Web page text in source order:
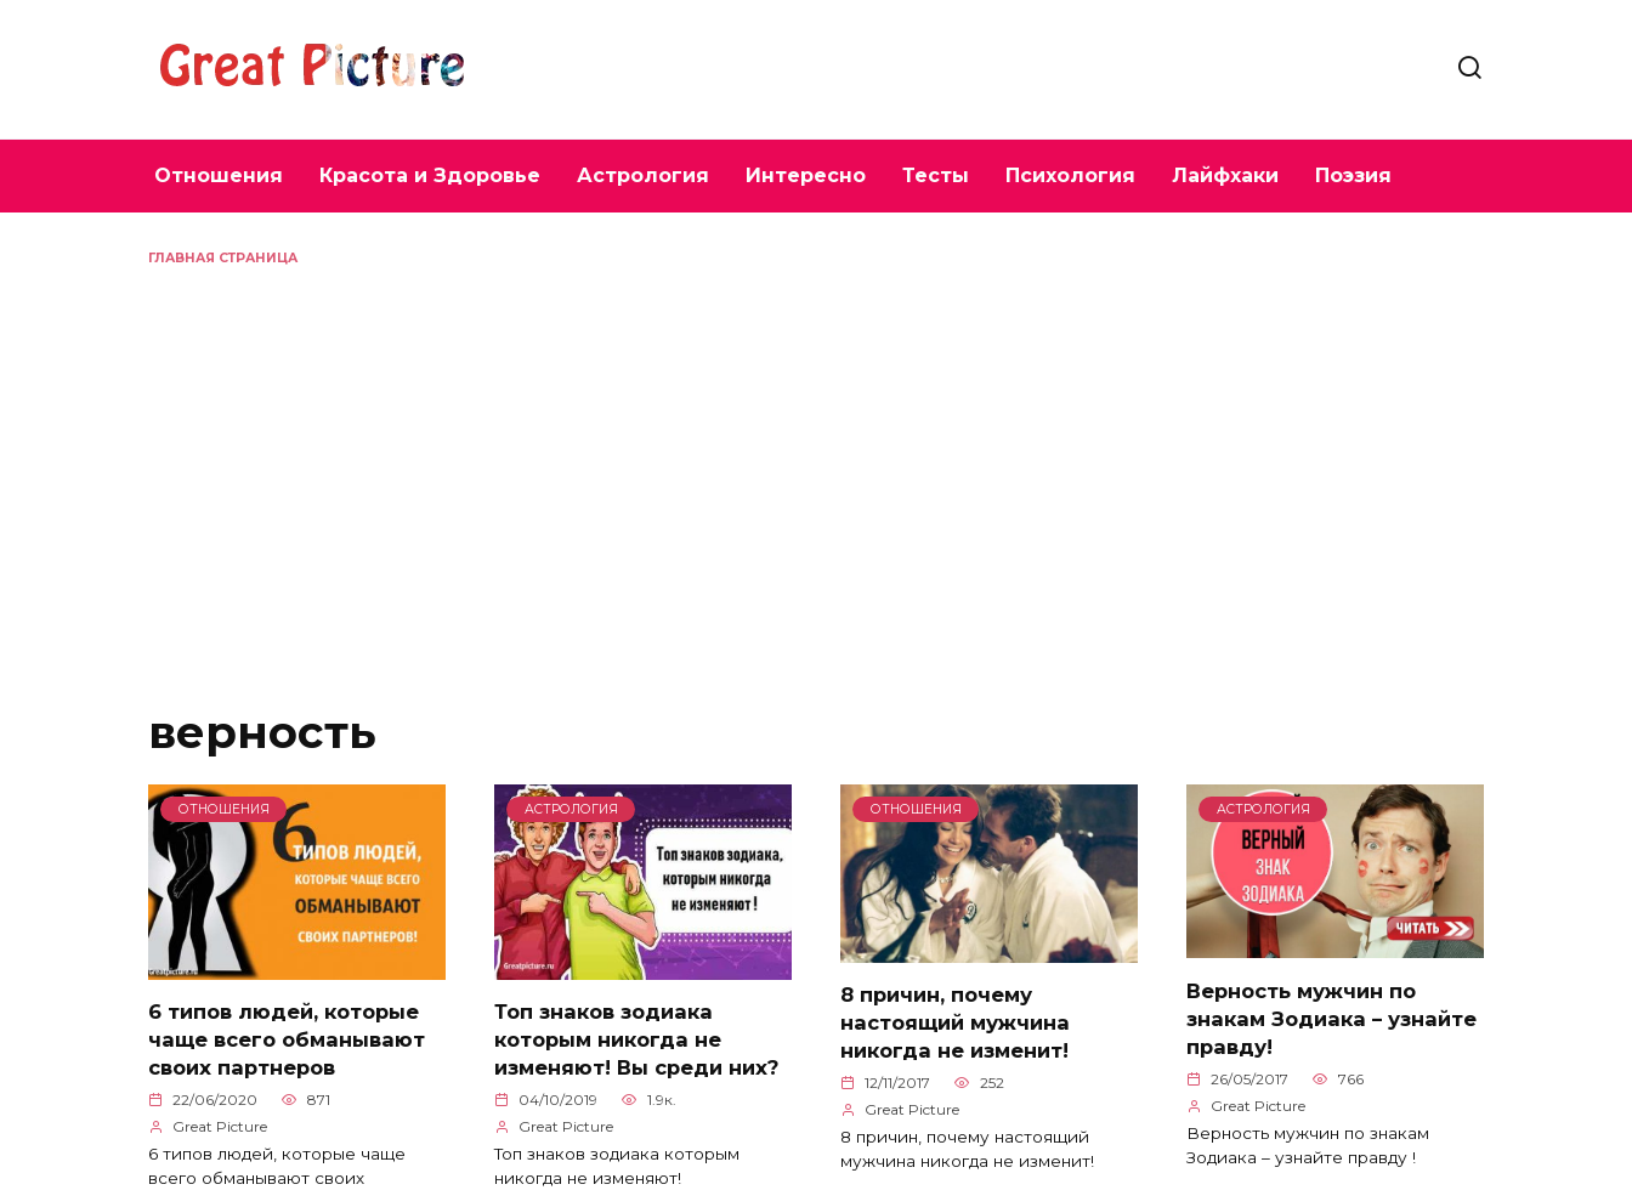
Отношения Красота и Здоровье Астрология Интересно Тесты Психология Лайфхаки Поэзия
ГЛАВНАЯ СТРАНИЦА
верность
ОТНОШЕНИЯ
6 типов людей, которые
чаще всего обманывают
своих партнеров
22/06/2020
871
Great Picture
6 типов людей, которые чаще
всего обманывают своих
АСТРОЛОГИЯ
Топ знаков зодиака
которым никогда не
изменяют! Вы среди них?
04/10/2019
1.9к.
Great Picture
Топ знаков зодиака которым
никогда не изменяют!
ОТНОШЕНИЯ
8 причин, почему
настоящий мужчина
никогда не изменит!
12/11/2017
252
Great Picture
8 причин, почему настоящий
мужчина никогда не изменит!
АСТРОЛОГИЯ
Верность мужчин по
знакам Зодиака – узнайте
правду!
26/05/2017
766
Great Picture
Верность мужчин по знакам
Зодиака – узнайте правду !